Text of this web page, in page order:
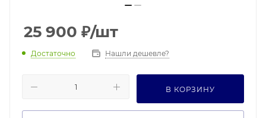
25 900 ₽/шт
Достаточно Нашли дешевле?
В КОРЗИНУ